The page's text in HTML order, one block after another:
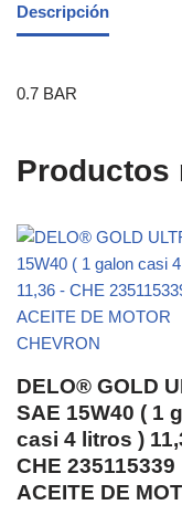
Descripción
0.7 BAR
Productos
DELO® GOLD
SAE 15W40 ( 1
casi 4 litros )
CHE 235115339
ACEITE DE